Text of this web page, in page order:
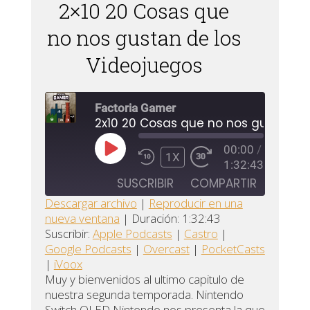
2×10 20 Cosas que
no nos gustan de los
Videojuegos
Factoria Gamer
REPRODUCIR
EPISODIO
1X
00:00 /
1:32:43
SUSCRIBIR COMPARTIR
Apple
Podcasts
Castro
Google
Podcasts
PocketCasts iVoox
COMPARTIR
ENLACE
INCRUSTAR
Descargar archivo | Reproducir en una
nueva ventana | Duración: 1:32:43
Suscribir: Apple Podcasts | Castro |
Google Podcasts | Overcast| PocketCasts
| iVoox
Muy y bienvenidos al ultimo capitulo de
nuestra segunda temporada. Nintendo